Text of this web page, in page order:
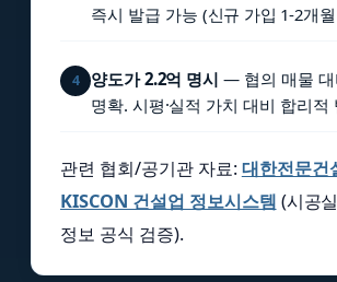
즉시 발급 가능 (신규 가입 1-2개
4 양도가 2.2억 명시 — 협의 매물 대
명확. 시평·실적 가치 대비 합리적
관련 협회/공기관 자료:대한전문건
KISCON 건설업 정보시스템 (시공
정보 공식 검증).